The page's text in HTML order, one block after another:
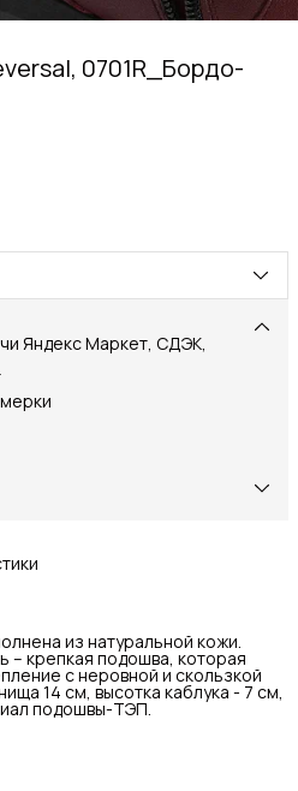
0701R_Бордо-
Яндекс Маркет, СДЭК,
из натуральной кожи.
– крепкая подошва, которая
с неровной и скользкой
14 см, высотка каблука - 7 см,
подошвы-ТЭП.